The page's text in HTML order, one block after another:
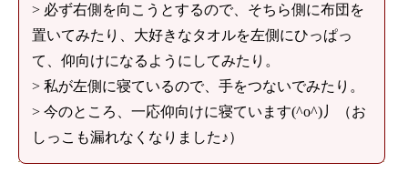
> 必ず右側を向こうとするので、そちら側に布団を
置いてみたり、大好きなタオルを左側にひっぱっ
て、仰向けになるようにしてみたり。
> 私が左側に寝ているので、手をつないでみたり。
> 今のところ、一応仰向けに寝ています(^o^)丿（お
しっこも漏れなくなりました♪）